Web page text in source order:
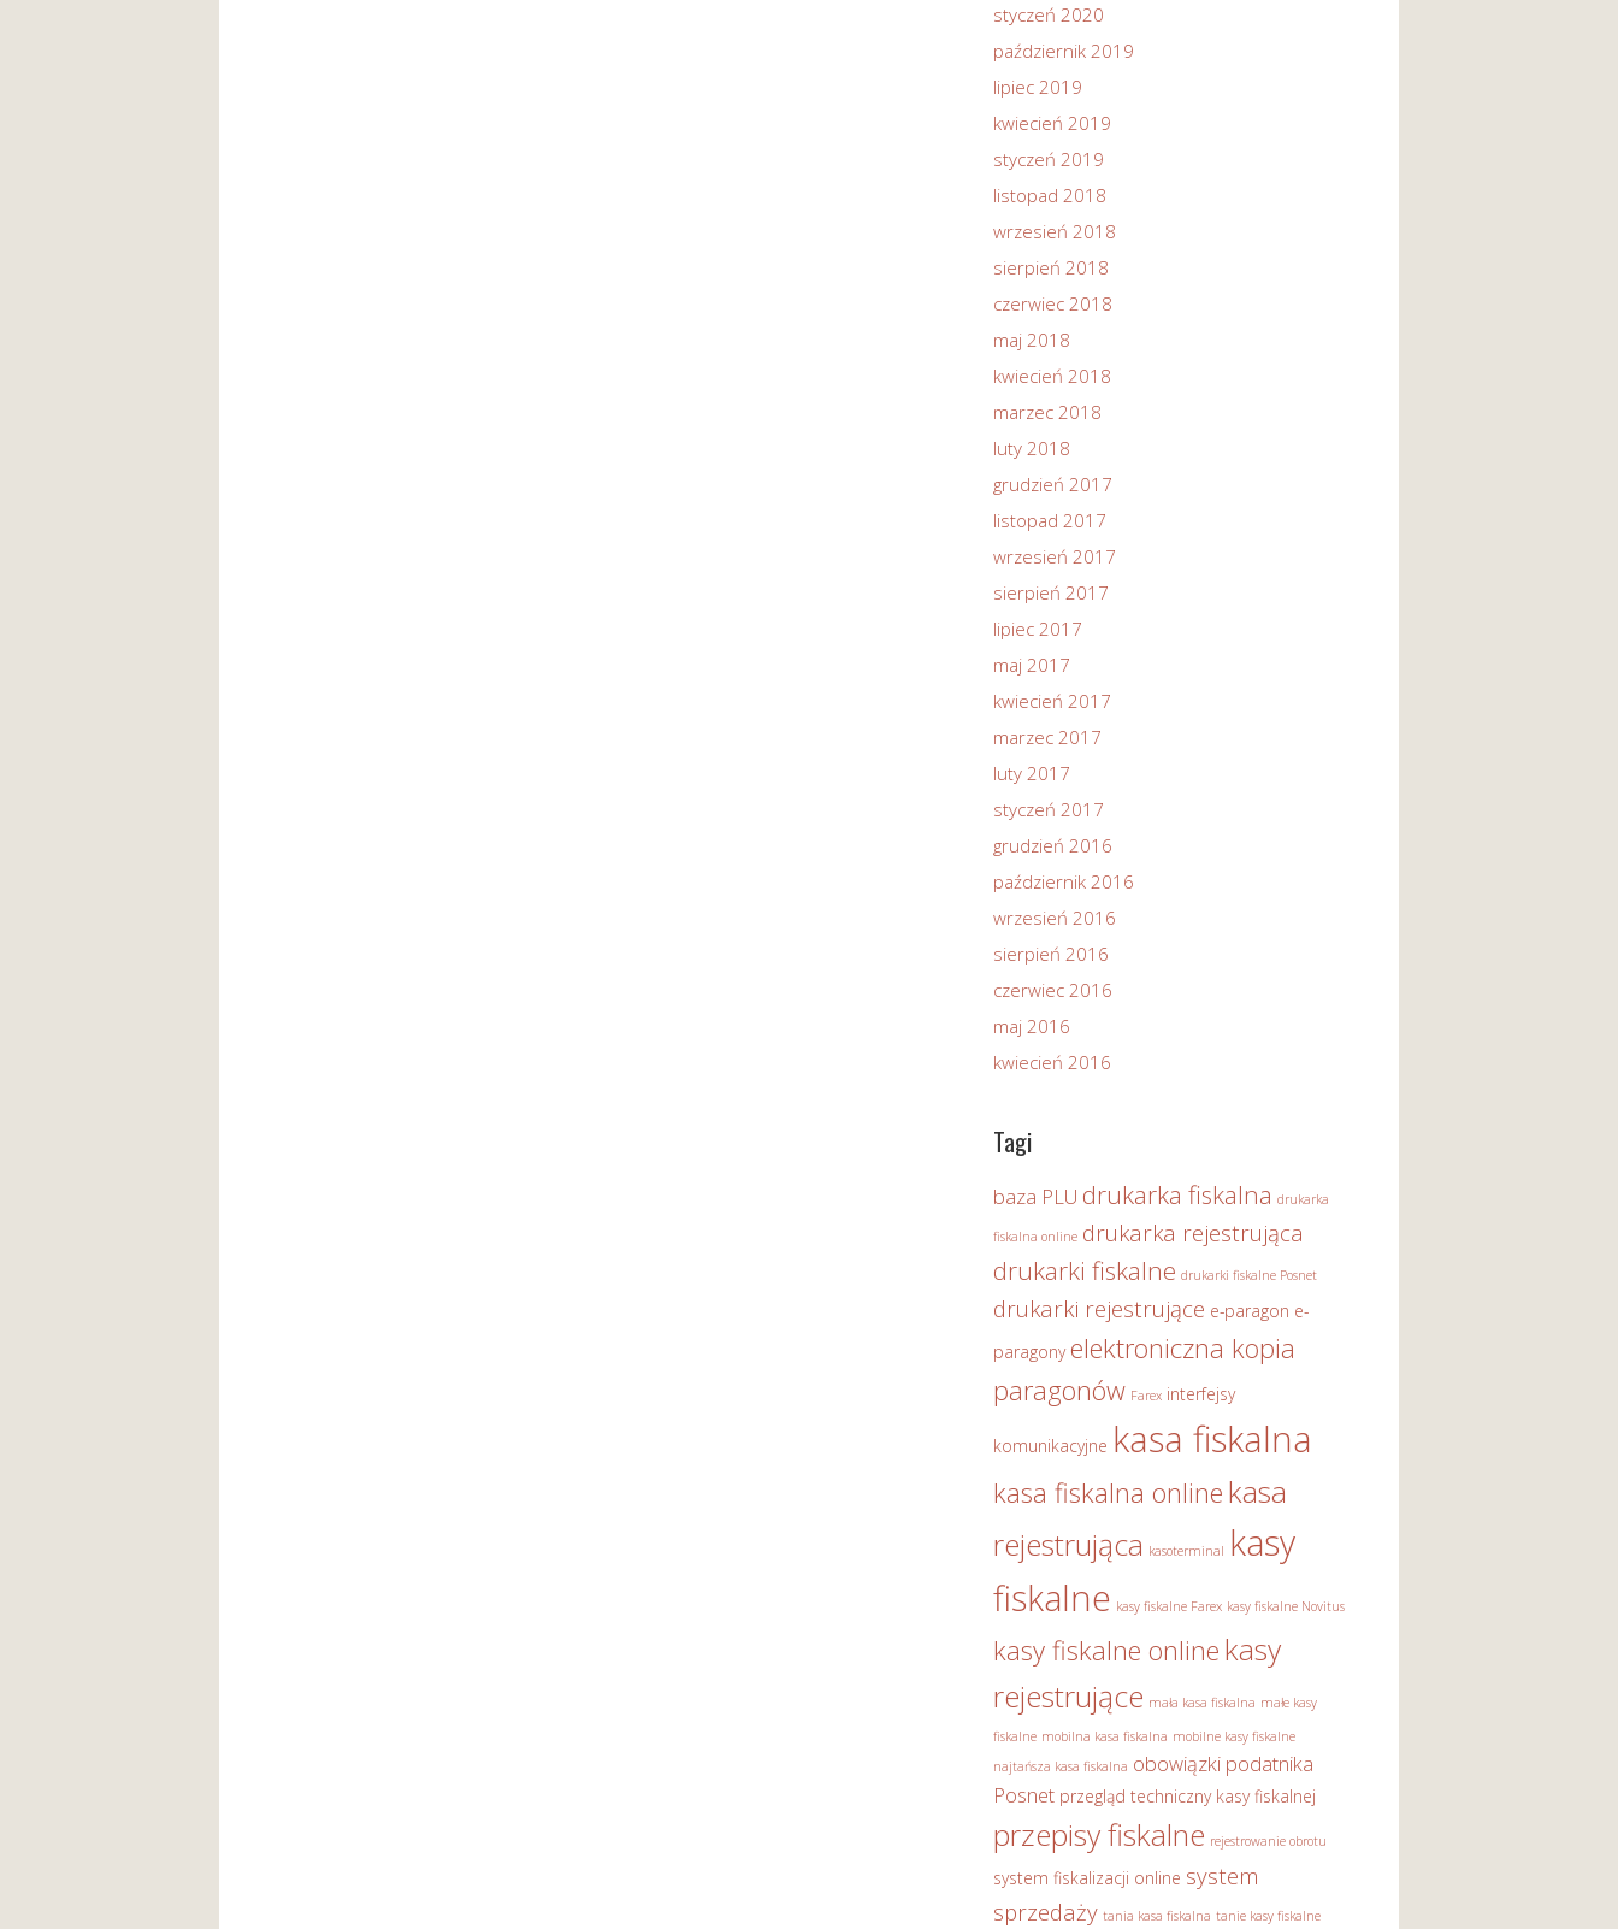
styczeń 2020
październik 2019
lipiec 2019
kwiecień 2019
styczeń 2019
listopad 2018
wrzesień 2018
sierpień 2018
czerwiec 2018
maj 2018
kwiecień 2018
marzec 2018
luty 2018
grudzień 2017
listopad 2017
wrzesień 2017
sierpień 2017
lipiec 2017
maj 2017
kwiecień 2017
marzec 2017
luty 2017
styczeń 2017
grudzień 2016
październik 2016
wrzesień 2016
sierpień 2016
czerwiec 2016
maj 2016
kwiecień 2016
Tagi
baza PLU drukarka fiskalna drukarka
fiskalna online drukarka rejestrująca
drukarki fiskalne drukarki fiskalne Posnet
drukarki rejestrujące e-paragon e-
paragony elektroniczna kopia
paragonów Farex interfejsy
komunikacyjne kasa fiskalna
kasa fiskalna online kasa
rejestrująca kasoterminal kasy
fiskalne kasy fiskalne Farex kasy fiskalne Novitus
kasy fiskalne online kasy
rejestrujące mała kasa fiskalna małe kasy
fiskalne mobilna kasa fiskalna mobilne kasy fiskalne
najtańsza kasa fiskalna obowiązki podatnika
Posnet przegląd techniczny kasy fiskalnej
przepisy fiskalne rejestrowanie obrotu
system fiskalizacji online system
sprzedaży tania kasa fiskalna tanie kasy fiskalne